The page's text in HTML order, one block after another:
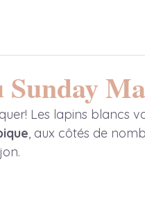
Sunday
Les lapins blancs
, aux côtés de